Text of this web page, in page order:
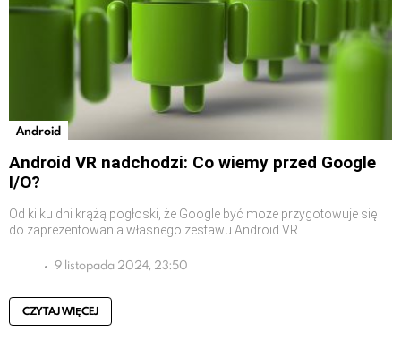
Android
Android VR nadchodzi: Co wiemy przed Google
I/O?
Od kilku dni krążą pogłoski, że Google być może przygotowuje się
do zaprezentowania własnego zestawu Android VR
9 listopada 2024, 23:50
CZYTAJ WIĘCEJ